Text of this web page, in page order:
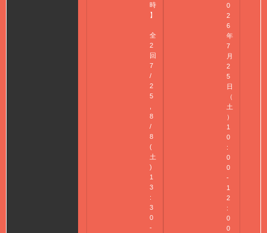
時
】
全
2
回
7
/
2
5
8
/
8
(
土
)
1
3
:
3
0
-
0
2
6
年
7
月
2
5
日
（
土
）
1
0
:
0
0
-
1
2
:
0
0